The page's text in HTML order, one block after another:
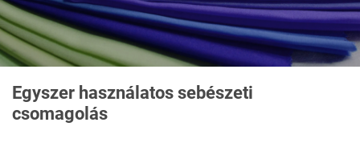
Egyszer használatos sebészeti
csomagolás